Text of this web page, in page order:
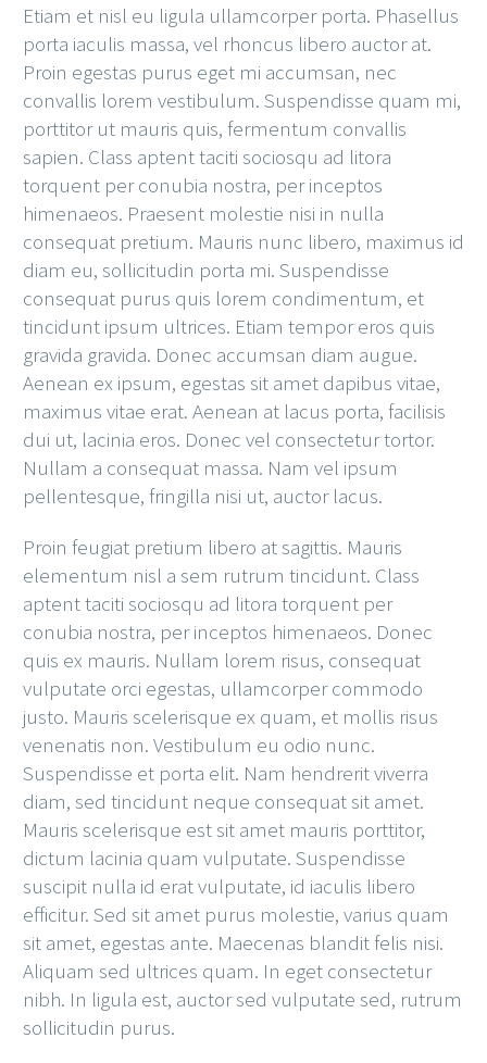
Etiam et nisl eu ligula ullamcorper porta. Phasellus
porta iaculis massa, vel rhoncus libero auctor at.
Proin egestas purus eget mi accumsan, nec
convallis lorem vestibulum. Suspendisse quam mi,
porttitor ut mauris quis, fermentum convallis
sapien. Class aptent taciti sociosqu ad litora
torquent per conubia nostra, per inceptos
himenaeos. Praesent molestie nisi in nulla
consequat pretium. Mauris nunc libero, maximus id
diam eu, sollicitudin porta mi. Suspendisse
consequat purus quis lorem condimentum, et
tincidunt ipsum ultrices. Etiam tempor eros quis
gravida gravida. Donec accumsan diam augue.
Aenean ex ipsum, egestas sit amet dapibus vitae,
maximus vitae erat. Aenean at lacus porta, facilisis
dui ut, lacinia eros. Donec vel consectetur tortor.
Nullam a consequat massa. Nam vel ipsum
pellentesque, fringilla nisi ut, auctor lacus.
Proin feugiat pretium libero at sagittis. Mauris
elementum nisl a sem rutrum tincidunt. Class
aptent taciti sociosqu ad litora torquent per
conubia nostra, per inceptos himenaeos. Donec
quis ex mauris. Nullam lorem risus, consequat
vulputate orci egestas, ullamcorper commodo
justo. Mauris scelerisque ex quam, et mollis risus
venenatis non. Vestibulum eu odio nunc.
Suspendisse et porta elit. Nam hendrerit viverra
diam, sed tincidunt neque consequat sit amet.
Mauris scelerisque est sit amet mauris porttitor,
dictum lacinia quam vulputate. Suspendisse
suscipit nulla id erat vulputate, id iaculis libero
efficitur. Sed sit amet purus molestie, varius quam
sit amet, egestas ante. Maecenas blandit felis nisi.
Aliquam sed ultrices quam. In eget consectetur
nibh. In ligula est, auctor sed vulputate sed, rutrum
sollicitudin purus.